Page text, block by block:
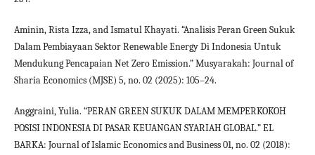
Aminin, Rista Izza, and Ismatul Khayati. “Analisis Peran Green Sukuk
Dalam Pembiayaan Sektor Renewable Energy Di Indonesia Untuk
Mendukung Pencapaian Net Zero Emission.” Musyarakah: Journal of
Sharia Economics (MJSE) 5, no. 02 (2025): 105–24.
Anggraini, Yulia. “PERAN GREEN SUKUK DALAM MEMPERKOKOH
POSISI INDONESIA DI PASAR KEUANGAN SYARIAH GLOBAL.” EL
BARKA: Journal of Islamic Economics and Business 01, no. 02 (2018):